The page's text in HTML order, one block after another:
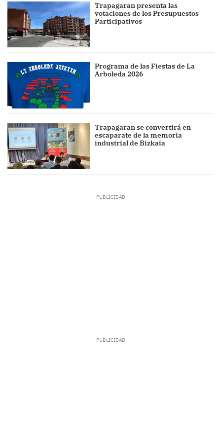
Trapagaran presenta las
votaciones de los Presupuestos
Participativos
Programa de las Fiestas de La
Arboleda 2026
Trapagaran se convertirá en
escaparate de la memoria
industrial de Bizkaia